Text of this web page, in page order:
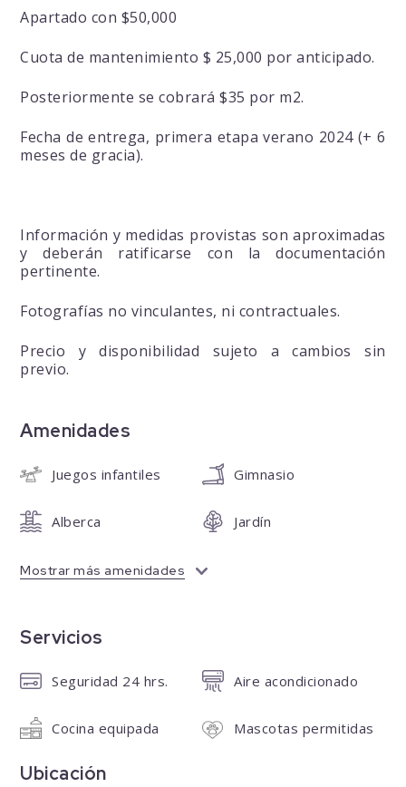
Apartado con $50,000
Cuota de mantenimiento $ 25,000 por anticipado.
Posteriormente se cobrará $35 por m2.
Fecha de entrega, primera etapa verano 2024 (+ 6
meses de gracia).
Información y medidas provistas son aproximadas
y deberán ratificarse con la documentación
pertinente.
Fotografías no vinculantes, ni contractuales.
Precio y disponibilidad sujeto a cambios sin
previo.
Amenidades
Juegos infantiles Gimnasio
Alberca Jardín
Mostrar más amenidades
Servicios
Seguridad 24 hrs. Aire acondicionado
Cocina equipada Mascotas permitidas
Ubicación